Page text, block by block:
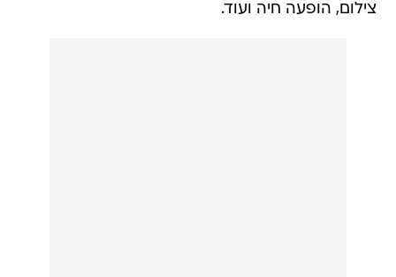
צילום, הופעה חיה ועוד.